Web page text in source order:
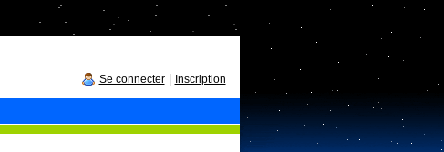
Se connecter| Inscription